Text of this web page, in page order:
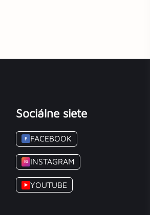
Sociálne siete
F FACEBOOK
IG INSTAGRAM
▶ YOUTUBE